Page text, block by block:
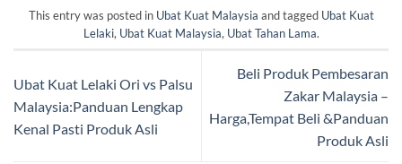
This entry was posted in Ubat Kuat Malaysia and tagged Ubat Kuat
Lelaki, Ubat Kuat Malaysia, Ubat Tahan Lama.
Ubat Kuat Lelaki Ori vs Palsu
Malaysia:Panduan Lengkap
Kenal Pasti Produk Asli
Beli Produk Pembesaran
Zakar Malaysia –
Harga,Tempat Beli &Panduan
Produk Asli